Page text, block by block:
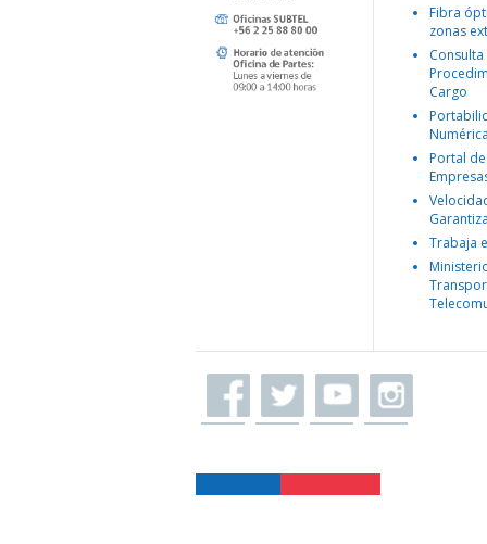
Fibra
zonas
Consulta
Cargo
Portal
Trabaja